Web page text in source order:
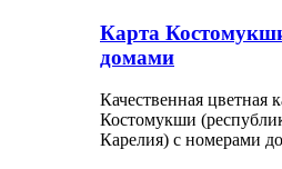
Карта
домами
Качественная цветная
Костомукши
Карелия) с номерами